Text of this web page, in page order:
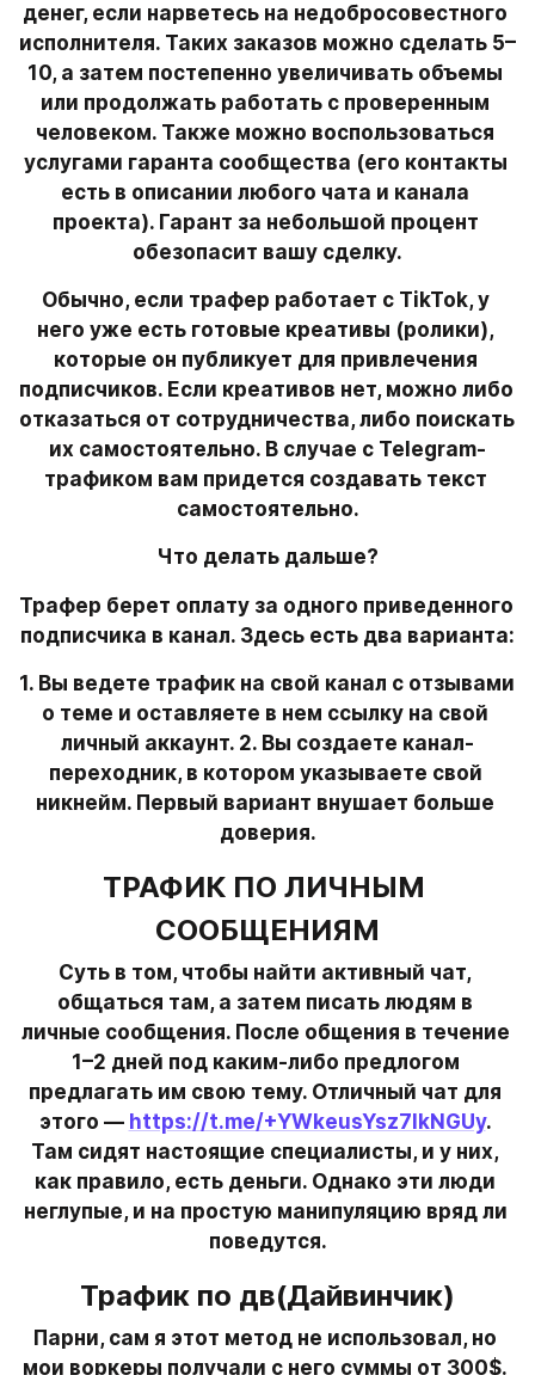
денег, если нарветесь на недобросовестного
исполнителя. Таких заказов можно сделать 5–
10, а затем постепенно увеличивать объемы
или продолжать работать с проверенным
человеком. Также можно воспользоваться
услугами гаранта сообщества (его контакты
есть в описании любого чата и канала
проекта). Гарант за небольшой процент
обезопасит вашу сделку.
Обычно, если трафер работает с TikTok, у
него уже есть готовые креативы (ролики),
которые он публикует для привлечения
подписчиков. Если креативов нет, можно либо
отказаться от сотрудничества, либо поискать
их самостоятельно. В случае с Telegram-
трафиком вам придется создавать текст
самостоятельно.
Что делать дальше?
Трафер берет оплату за одного приведенного
подписчика в канал. Здесь есть два варианта:
1. Вы ведете трафик на свой канал с отзывами
о теме и оставляете в нем ссылку на свой
личный аккаунт. 2. Вы создаете канал-
переходник, в котором указываете свой
никнейм. Первый вариант внушает больше
доверия.
ТРАФИК ПО ЛИЧНЫМ
СООБЩЕНИЯМ
Суть в том, чтобы найти активный чат,
общаться там, а затем писать людям в
личные сообщения. После общения в течение
1–2 дней под каким-либо предлогом
предлагать им свою тему. Отличный чат для
этого — https://t.me/+YWkeusYsz7lkNGUy.
Там сидят настоящие специалисты, и у них,
как правило, есть деньги. Однако эти люди
неглупые, и на простую манипуляцию вряд ли
поведутся.
Трафик по дв(Дайвинчик)
Парни, сам я этот метод не использовал, но
мои воркеры получали с него суммы от 300$.